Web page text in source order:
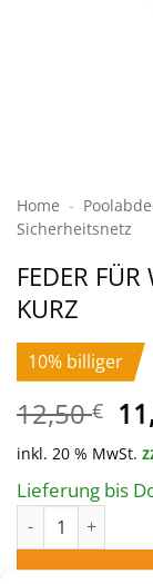
Home -
Sicherheits­netz
FEDER
KURZ
10% billiger
12,50€
inkl. 20 % MwSt.
Lieferung bis
FEDER FÜR